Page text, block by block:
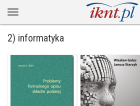
2) informatyka